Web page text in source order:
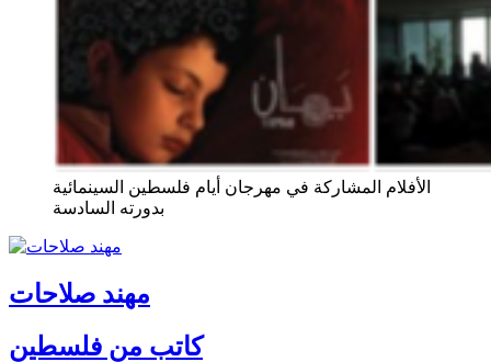
الأفلام المشاركة في مهرجان أيام فلسطين السينمائية
بدورته السادسة
مهند صلاحات
كاتب من فلسطين